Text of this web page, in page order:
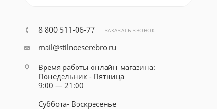
8 800 511-06-77 ЗАКАЗАТЬ ЗВОНОК
mail@stilnoeserebro.ru
Время работы онлайн-магазина:
Понедельник - Пятница
9:00 — 21:00
Суббота- Воскресенье